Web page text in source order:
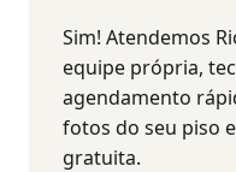
Sim! Atendemos
equipe própria,
agendamento
fotos do seu piso
gratuita.